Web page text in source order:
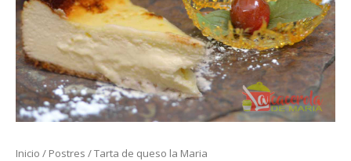
Inicio / Postres / Tarta de queso la Maria